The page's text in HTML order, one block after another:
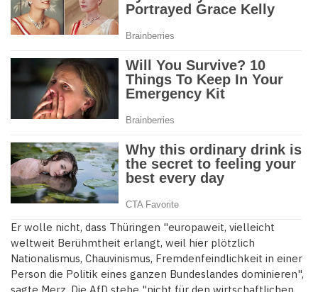
Er wolle nicht, dass Thüringen "europaweit, vielleicht
weltweit Berühmtheit erlangt, weil hier plötzlich
Nationalismus, Chauvinismus, Fremdenfeindlichkeit in einer
Person die Politik eines ganzen Bundeslandes dominieren",